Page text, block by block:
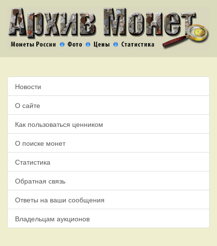
Новости
О сайте
Как пользоваться ценником
О поиске монет
Статистика
Обратная связь
Ответы на ваши сообщения
Владельцам аукционов